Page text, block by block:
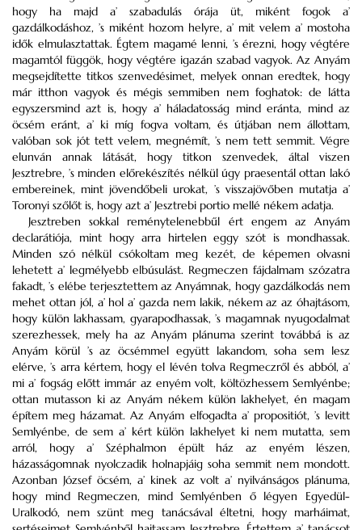
hogy ha majd a’ szabadulás órája üt, miként fogok a’
gazdálkodáshoz, ’s miként hozom helyre, a’ mit velem a’ mostoha
idők elmulasztattak. Égtem magamé lenni, ’s érezni, hogy végtére
magamtól függök, hogy végtére igazán szabad vagyok. Az Anyám
megsejdítette titkos szenvedésimet, melyek onnan eredtek, hogy
már itthon vagyok és mégis semmiben nem foghatok: de látta
egyszersmind azt is, hogy a’ háladatosság mind eránta, mind az
öcsém eránt, a’ ki míg fogva voltam, és útjában nem állottam,
valóban sok jót tett velem, megnémít, ’s nem tett semmit. Végre
elunván annak látását, hogy titkon szenvedek, által viszen
Jesztrebre, ’s minden előrekészítés nélkül úgy praesentál ottan lakó
embereinek, mint jövendőbeli urokat, ’s visszajövőben mutatja a’
Toronyi szőlőt is, hogy azt a’ Jesztrebi portio mellé nékem adatja.
Jesztreben sokkal reménytelenebbűl ért engem az Anyám
declarátiója, mint hogy arra hirtelen eggy szót is mondhassak.
Minden szó nélkül csókoltam meg kezét, de képemen olvasni
lehetett a’ legmélyebb elbúsulást. Regmeczen fájdalmam szózatra
fakadt, ’s elébe terjesztettem az Anyámnak, hogy gazdálkodás nem
mehet ottan jól, a’ hol a’ gazda nem lakik, nékem az az óhajtásom,
hogy külön lakhassam, gyarapodhassak, ’s magamnak nyugodalmat
szerezhessek, mely ha az Anyám plánuma szerint továbbá is az
Anyám körül ’s az öcsémmel együtt lakandom, soha sem lesz
elérve, ’s arra kértem, hogy el lévén tolva Regmeczről és abból, a’
mi a’ fogság előtt immár az enyém volt, költözhessem Semlyénbe;
ottan mutasson ki az Anyám nékem külön lakhelyet, én magam
építem meg házamat. Az Anyám elfogadta a’ propositiót, ’s levitt
Semlyénbe, de sem a’ kért külön lakhelyet ki nem mutatta, sem
arról, hogy a’ Széphalmon épült ház az enyém lészen,
házasságomnak nyolczadik holnapjáig soha semmit nem mondott.
Azonban József öcsém, a’ kinek az volt a’ nyilvánságos plánuma,
hogy mind Regmeczen, mind Semlyénben ő légyen Egyedül-
Uralkodó, nem szünt meg tanácsával éltetni, hogy marháimat,